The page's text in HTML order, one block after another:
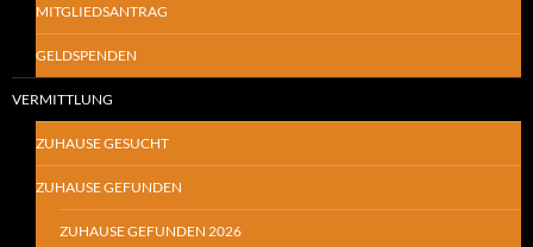
MITGLIEDSANTRAG
GELDSPENDEN
VERMITTLUNG
ZUHAUSE GESUCHT
ZUHAUSE GEFUNDEN
ZUHAUSE GEFUNDEN 2026